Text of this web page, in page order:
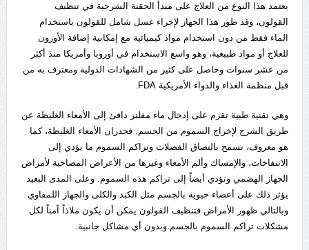
يعتمد هذا النوع من العلاج على مبدأ الحقنة الشرجية في تنظيف
القولون، وقد طور هذا الجهاز لإجراء غسل شامل للقولون باستخدام
الماء فقط من دون استخدام مواد كيميائية مع إمكانية إضافة الأوزون
للعلاج أو مواد طبيعية، وهو واسع الاستخدام في أوروبا وأمريكا منذ أكثر
من عشر سنوات وحاصل على كثير من الشهادات الدولية ومعترف به من
قبل منظمة الغذاء والدواء الأمريكية FDA.
وهي تقنية طبية تقزم على إدخال ماء مفلتر دافئ إلى الأمعاء الغليظة عن
طريق الشرج لإخراج السموم من الجسم. فجدران الأمعاء الغليظة، كما
هو معروف، تسمح بالتصاق الفضلات وتراكم السموم ما يؤدي إلى
الانتفاخات، والإمساك وألم الأمعاء وغيرها من الأعراض المصاحبة لأمراض
الجهاز الهضمي وتؤدي أيضاً إلى تراكم هذه السموم. وعلى المدى البعيد
يؤثر ذلك على أعضاء حيوية بالجسم مثل الكبد والكلى والجهاز اللمفاوي
وبالتالي ظهور الأمراض فتنظيف القولون يمكن أن يكون ملاذاً آمناً لكل
مشكلات تراكم السموم بالجسم وبدون أي مشاكل جانبية.